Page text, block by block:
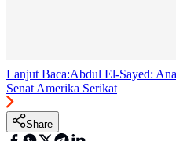
Lanjut Baca:Abdul El-Sayed:
Senat Amerika Serikat
Share